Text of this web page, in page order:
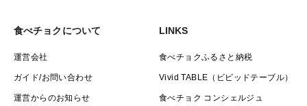
がございます。
※1回の捕獲量により出荷が追い付かない場合、
食べチョクについて
運営会社
ガイド/お問い合わせ
運営からのお知らせ
LINKS
食べチョクふるさと納税
Vivid TABLE（ビビッドテーブル）
食べチョク コンシェルジュ